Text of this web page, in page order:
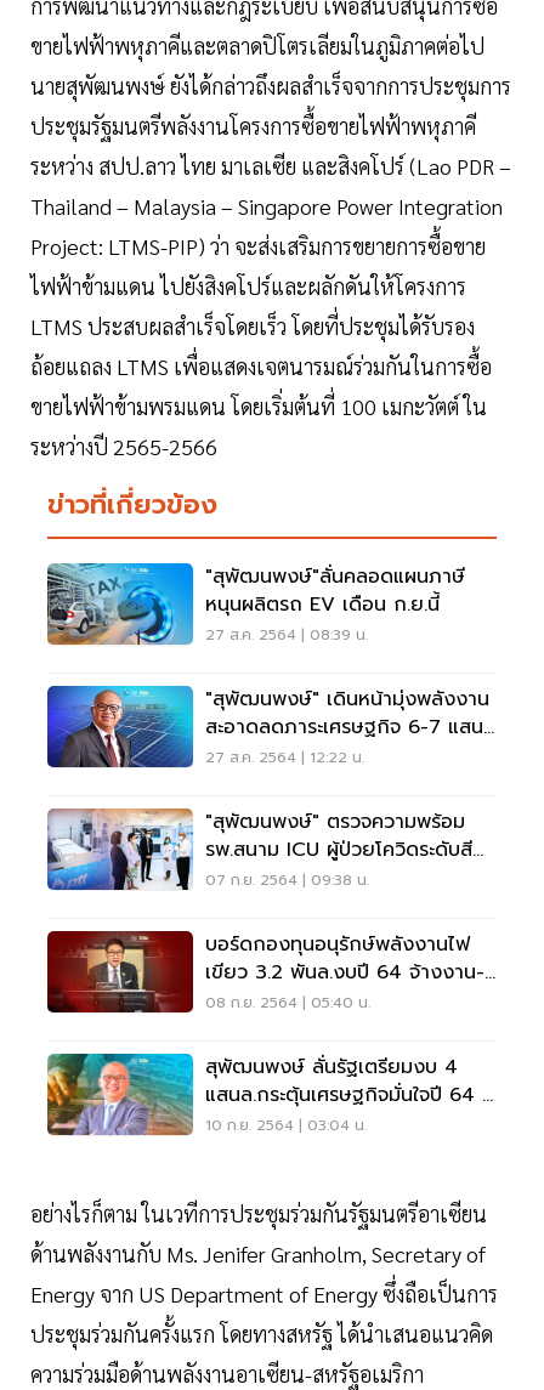
การพัฒนาแนวทางและกฎระเบียบ เพื่อสนับสนุนการซื้อ
ขายไฟฟ้าพหุภาคีและตลาดปิโตรเลียมในภูมิภาคต่อไป
นายสุพัฒนพงษ์ ยังได้กล่าวถึงผลสำเร็จจากการประชุมการ
ประชุมรัฐมนตรีพลังงานโครงการซื้อขายไฟฟ้าพหุภาคี
ระหว่าง สปป.ลาว ไทย มาเลเซีย และสิงคโปร์ (Lao PDR –
Thailand – Malaysia – Singapore Power Integration
Project: LTMS-PIP) ว่า จะส่งเสริมการขยายการซื้อขาย
ไฟฟ้าข้ามแดน ไปยังสิงคโปร์และผลักดันให้โครงการ
LTMS ประสบผลสำเร็จโดยเร็ว โดยที่ประชุมได้รับรอง
ถ้อยแถลง LTMS เพื่อแสดงเจตนารมณ์ร่วมกันในการซื้อ
ขายไฟฟ้าข้ามพรมแดน โดยเริ่มต้นที่ 100 เมกะวัตต์ ใน
ระหว่างปี 2565-2566
ข่าวที่เกี่ยวข้อง
"สุพัฒนพงษ์"ลั่นคลอดแผนภาษี
หนุนผลิตรถ EV เดือน ก.ย.นี้
27 ส.ค. 2564 | 08:39 น.
"สุพัฒนพงษ์" เดินหน้ามุ่งพลังงาน
สะอาดลดภาระเศรษฐกิจ 6-7 แสน
ล้านต่อปี
27 ส.ค. 2564 | 12:22 น.
"สุพัฒนพงษ์" ตรวจความพร้อม
รพ.สนาม ICU ผู้ป่วยโควิดระดับสี
แดง
07 ก.ย. 2564 | 09:38 น.
บอร์ดกองทุนอนุรักษ์พลังงานไฟ
เขียว 3.2 พันล.งบปี 64 จ้างงาน-
กระตุ้นเศรษฐกิจ
08 ก.ย. 2564 | 05:40 น.
สุพัฒนพงษ์ ลั่นรัฐเตรียมงบ 4
แสนล.กระตุ้นเศรษฐกิจมั่นใจปี 64 จี
ดีพีเป็นบวก
10 ก.ย. 2564 | 03:04 น.
อย่างไรก็ตาม ในเวทีการประชุมร่วมกันรัฐมนตรีอาเซียน
ด้านพลังงานกับ Ms. Jenifer Granholm, Secretary of
Energy จาก US Department of Energy ซึ่งถือเป็นการ
ประชุมร่วมกันครั้งแรก โดยทางสหรัฐ ได้นำเสนอแนวคิด
ความร่วมมือด้านพลังงานอาเซียน-สหรัฐอเมริกา